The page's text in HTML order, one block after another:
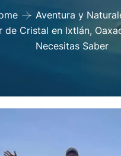
Aventura y
de Cristal en Ixtlán,
Necesitas Saber